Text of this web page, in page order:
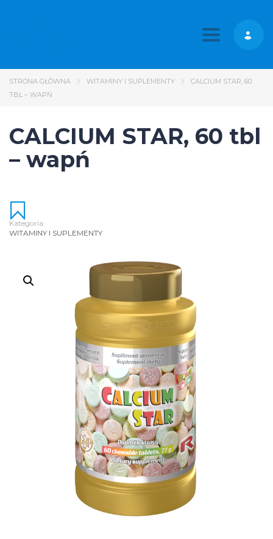
Toggle
STRONA GŁÓWNA WITAMINY I SUPLEMENTY
CALCIUM STAR, 60
TBL – WAPŃ
CALCIUM STAR, 60 tbl
– wapń
Kategoria:
WITAMINY I SUPLEMENTY